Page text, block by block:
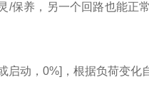
保养，另一个回路也能正
动，0%]，根据负荷变化